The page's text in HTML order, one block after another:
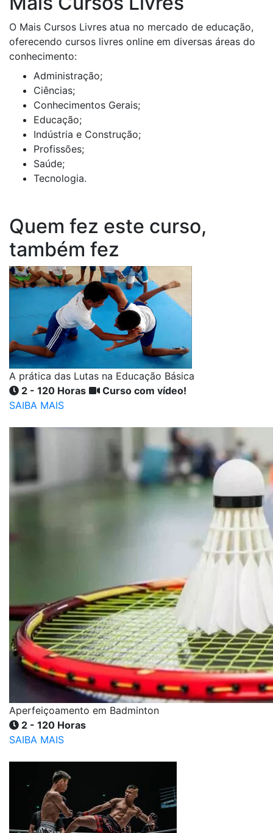
O Mais Cursos Livres atua no mercado de educação,
oferecendo cursos livres online em diversas áreas do
conhecimento:
Administração;
Ciências;
Conhecimentos Gerais;
Educação;
Indústria e Construção;
Profissões;
Saúde;
Tecnologia.
Quem fez este curso,
também fez
A prática das Lutas na Educação Básica
2 - 120 Horas
Curso com vídeo!
SAIBA MAIS
Aperfeiçoamento em Badminton
2 - 120 Horas
SAIBA MAIS